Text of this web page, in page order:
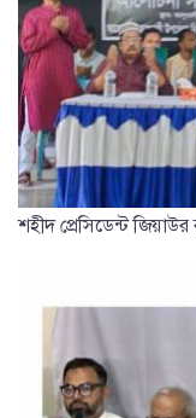
শহীদ প্রেসিডেন্ট